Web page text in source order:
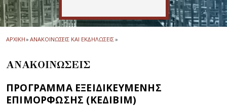
ΑΡΧΙΚΗ» ΑΝΑΚΟΙΝΩΣΕΙΣ ΚΑΙ ΕΚΔΗΛΩΣΕΙΣ»
ΑΝΑΚΟΙΝΩΣΕΙΣ
ΠΡΟΓΡΑΜΜΑ ΕΞΕΙΔΙΚΕΥΜΕΝΗΣ
ΕΠΙΜΟΡΦΩΣΗΣ (ΚΕΔΙΒΙΜ)